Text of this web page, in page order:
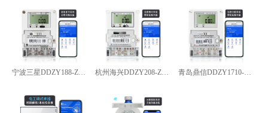
宁波三星DDZY188-Z型4G通讯智能电能表杭州海兴DDZY208-Z型RS485通讯智能电能表
青岛鼎信DDZY1710-Z型单